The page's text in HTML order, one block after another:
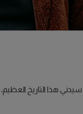
تم فيها إنشاء مجلس للمدينة (عام 1842). وتعكس المعالم